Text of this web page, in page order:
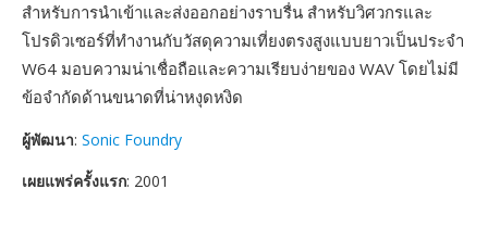
สำหรับการนำเข้าและส่งออกอย่างราบรื่น สำหรับวิศวกรและ
โปรดิวเซอร์ที่ทำงานกับวัสดุความเที่ยงตรงสูงแบบยาวเป็นประจำ
W64 มอบความน่าเชื่อถือและความเรียบง่ายของ WAV โดยไม่มี
ข้อจำกัดด้านขนาดที่น่าหงุดหงิด
ผู้พัฒนา: Sonic Foundry
เผยแพร่ครั้งแรก: 2001